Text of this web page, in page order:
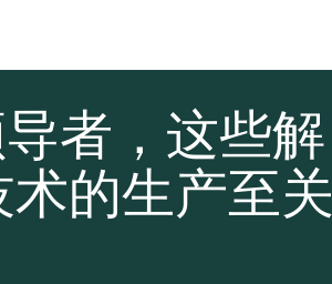
者，这些解
的生产至关